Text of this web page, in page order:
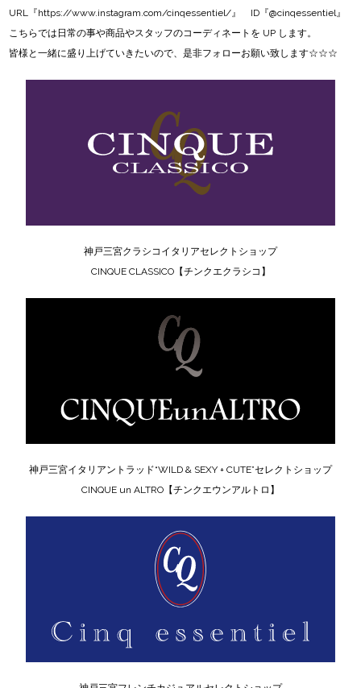
URL『https://www.instagram.com/cinqessentiel/』 ID『@cinqessentiel』
こちらでは日常の事や商品やスタッフのコーディネートを UP します。
皆様と一緒に盛り上げていきたいので、是非フォローお願い致します☆☆☆
神戸三宮クラシコイタリアセレクトショップ
CINQUE CLASSICO【チンクエクラシコ】
神戸三宮イタリアントラッド“WILD & SEXY + CUTE”セレクトショップ
CINQUE un ALTRO【チンクエウンアルトロ】